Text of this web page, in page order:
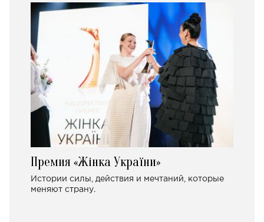
Премия «Жінка України»
Истории силы, действия и мечтаний, которые
меняют страну.